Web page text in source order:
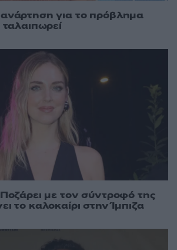
για το πρόβλημα
με τον σύντροφό της
το καλοκαίρι στην Ίμπιζα